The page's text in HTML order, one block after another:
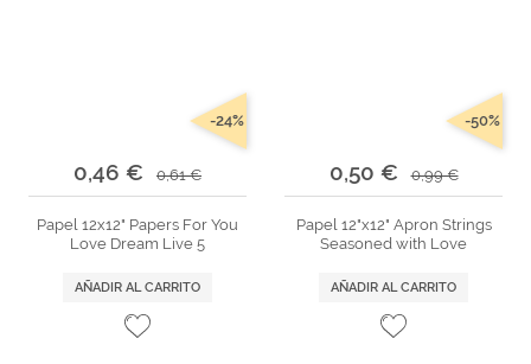
0,46 € 0,61 €
-24%
Papel 12x12" Papers For You
Love Dream Live 5
AÑADIR AL CARRITO
0,50 € 0,99 €
-50%
Papel 12"x12" Apron Strings
Seasoned with Love
AÑADIR AL CARRITO